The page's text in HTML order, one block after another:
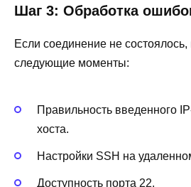
Шаг 3: Обработка
Если соединение не состоялось,
следующие моменты:
Правильность введенного
хоста.
Настройки SSH на
Доступность порта 22.